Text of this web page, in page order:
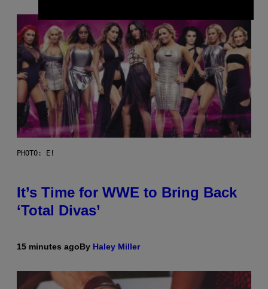
PHOTO: E!
It’s Time for WWE to Bring Back
‘Total Divas’
15 minutes agoBy Haley Miller